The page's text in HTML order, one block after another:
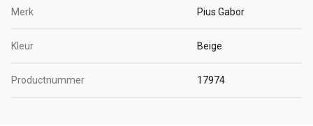
Merk Pius Gabor
Kleur Beige
Productnummer 17974